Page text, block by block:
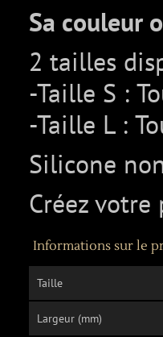
Sa couleur
2 tailles
-Taille S :
-Taille L :
Silicone
Créez
Informations sur le
Taille
Largeur (mm)